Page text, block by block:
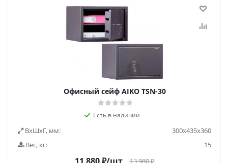
Офисный сейф AIKO ТSN-30
Есть в наличии
ВxШxГ, мм:
300х435х360
Вес, кг:
15
13 980₽